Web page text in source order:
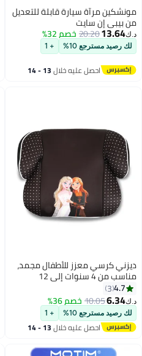
مونشكين مرآة سيارة قابلة للتعديل
من بيبي إن سايت
د.ك‏13.64
20.20خصم 32%
لك رصيد مسترجع 10% + 1
احصل عليه خلال 13 - 14
ديزني كرسي معزز للأطفال مجمد،
مناسب من 4 سنوات إلى 12
4.7
3
د.ك‏6.34
10.05خصم 36%
لك رصيد مسترجع 10% + 1
احصل عليه خلال 13 - 14